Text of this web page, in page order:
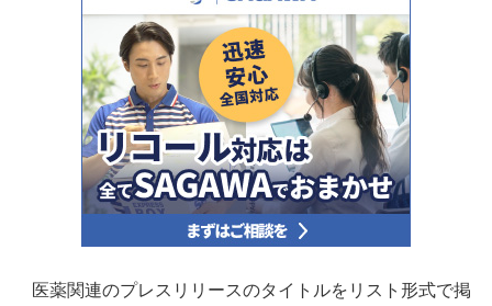
医薬関連のプレスリリースのタイトルをリスト形式で掲